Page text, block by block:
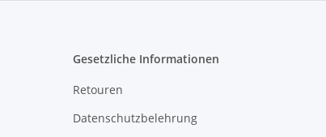
Gesetzliche Informationen
Retouren
Datenschutzbelehrung